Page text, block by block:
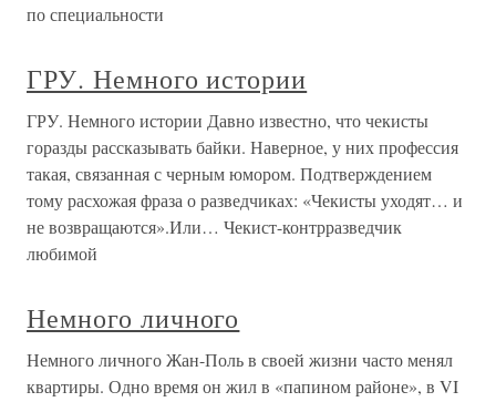
по специальности
ГРУ. Немного истории
ГРУ. Немного истории Давно известно, что чекисты
горазды рассказывать байки. Наверное, у них профессия
такая, связанная с черным юмором. Подтверждением
тому расхожая фраза о разведчиках: «Чекисты уходят… и
не возвращаются».Или… Чекист-контрразведчик
любимой
Немного личного
Немного личного Жан-Поль в своей жизни часто менял
квартиры. Одно время он жил в «папином районе», в VI